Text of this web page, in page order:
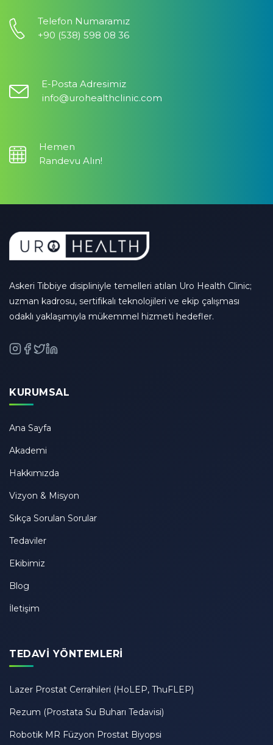
Telefon Numaramız
+90 (538) 598 08 36
E-Posta Adresimiz
info@urohealthclinic.com
Hemen
Randevu Alın!
Askeri Tıbbiye disipliniyle temelleri atılan Uro Health Clinic;
uzman kadrosu, sertifikalı teknolojileri ve ekip çalışması
odaklı yaklaşımıyla mükemmel hizmeti hedefler.
KURUMSAL
Ana Sayfa
Akademi
Hakkımızda
Vizyon & Misyon
Sıkça Sorulan Sorular
Tedaviler
Ekibimiz
Blog
İletişim
TEDAVI YÖNTEMLERI
Lazer Prostat Cerrahileri (HoLEP, ThuFLEP)
Rezum (Prostata Su Buharı Tedavisi)
Robotik MR Füzyon Prostat Biyopsi